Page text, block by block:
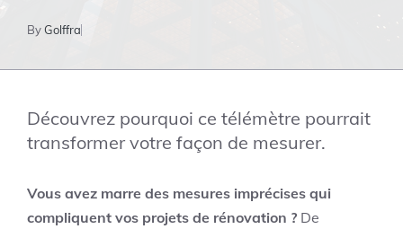
ByGolffra
Découvrez pourquoi ce télémètre pourrait
transformer votre façon de mesurer.
Vous avez marre des mesures imprécises qui
compliquent vos projets de rénovation ? De